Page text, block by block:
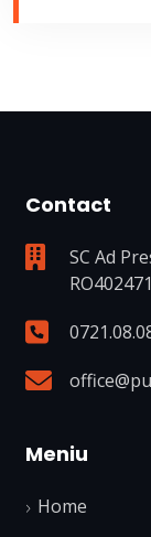
Contact
SC Ad
Meniu
Home